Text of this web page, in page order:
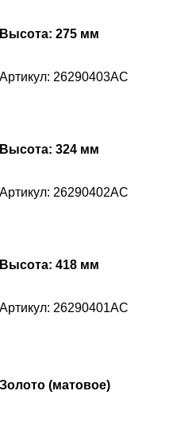
Высота: 275 мм
Артикул: 26290403AC
Высота: 324 мм
Артикул: 26290402AC
Высота: 418 мм
Артикул: 26290401AC
Золото (матовое)